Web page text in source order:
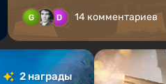
14 комментариев
2 награды